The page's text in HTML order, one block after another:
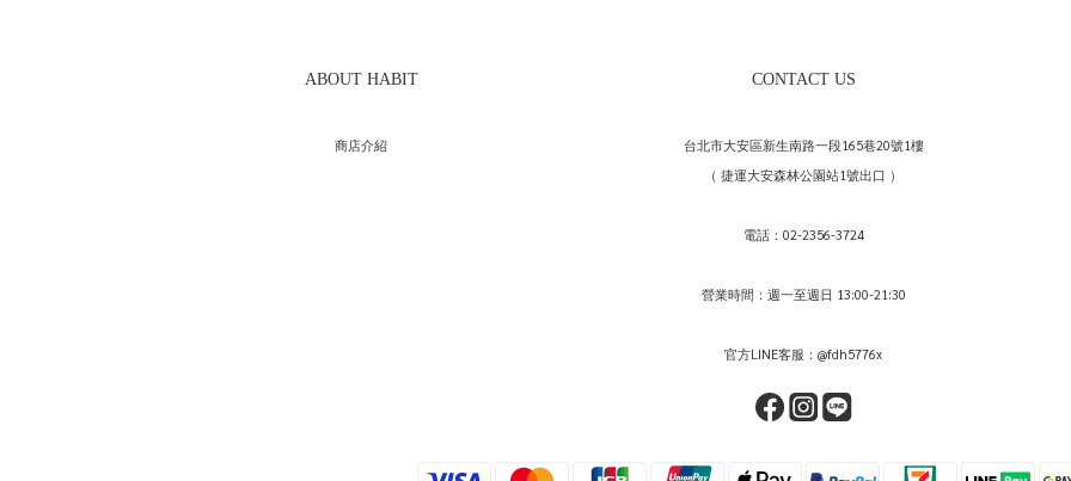
ABOUT HABIT
商店介紹
CONTACT US
台北市大安區新生南路一段165巷20號1樓
（ 捷運大安森林公園站1號出口 ）
電話：02-2356-3724
營業時間：週一至週日 13:00-21:30
官方LINE客服：@fdh5776x